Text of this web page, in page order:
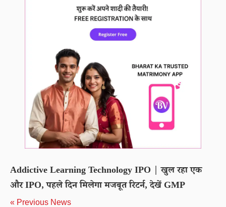
Addictive Learning Technology IPO | खुल रहा एक
और IPO, पहले दिन मिलेगा मजबूत रिटर्न, देखें GMP
« Previous News